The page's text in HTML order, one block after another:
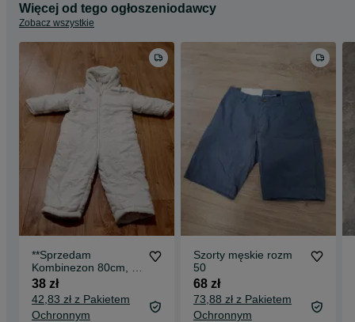
Więcej od tego ogłoszeniodawcy
Zobacz wszystkie
**Sprzedam
Kombinezon 80cm, 9-
12 miesiecy
Kombinezon 80cm, 9-
12 miesie
38 zł
42,83 zł z Pakietem
Ochronnym
Szorty męskie rozm
50
68 zł
73,88 zł z Pakietem
Ochronnym